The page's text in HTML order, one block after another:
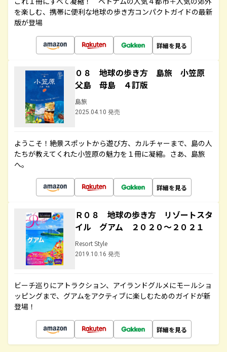
を楽しむ、携帯に便利な地球の歩き方コンパクトガイドの最新
版が登場
詳細を見る
０８ 地球の歩き方 島旅 小笠原
父島 母島 ４訂版
島旅
2025.04.10 発売
ようこそ！絶景スポットから遊び方、カルチャーまで、島の人
たちが教えてくれた小笠原の魅力を１冊に凝縮。さあ、島旅
へ。
詳細を見る
Ｒ０８ 地球の歩き方 リゾートスタ
イル グアム ２０２０～２０２１
Resort Style
2019.10.16 発売
ビーチ巡りにアトラクション、アイランドグルメにモールショ
ッピングまで、グアムをアクティブに楽しむためのガイドが新
登場！
詳細を見る